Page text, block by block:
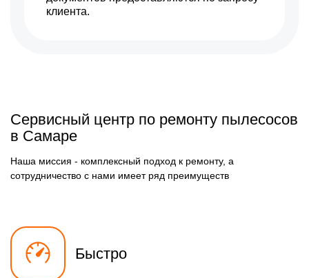
клиента.
Сервисный центр по ремонту пылесосов
в Самаре
Наша миссия - комплексный подход к ремонту, а
сотрудничество с нами имеет ряд преимуществ
Быстро